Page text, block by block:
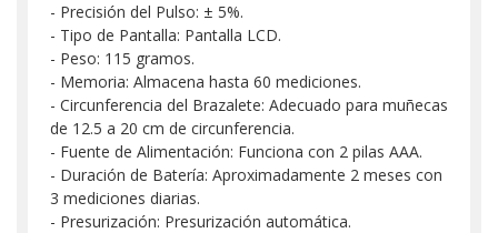
- Precisión del Pulso: ± 5%.
- Tipo de Pantalla: Pantalla LCD.
- Peso: 115 gramos.
- Memoria: Almacena hasta 60 mediciones.
- Circunferencia del Brazalete: Adecuado para muñecas
de 12.5 a 20 cm de circunferencia.
- Fuente de Alimentación: Funciona con 2 pilas AAA.
- Duración de Batería: Aproximadamente 2 meses con
3 mediciones diarias.
- Presurización: Presurización automática.